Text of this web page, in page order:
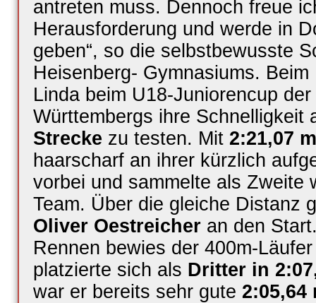
antreten muss. Dennoch freue
Herausforderung und werde in
geben“, so die selbstbewusste
Heisenberg- Gymnasiums.
Linda beim U18-Juniorencup
Württembergs ihre Schnelligkeit
Strecke zu testen. Mit 2:21,07
haarscharf an ihrer kürzlich
vorbei und sammelte als Zweite
Team. Über die gleiche Distanz
Oliver Oestreicher an den
Rennen bewies der 400m-
platzierte sich als Dritter in
war er bereits sehr gute 2:05,64